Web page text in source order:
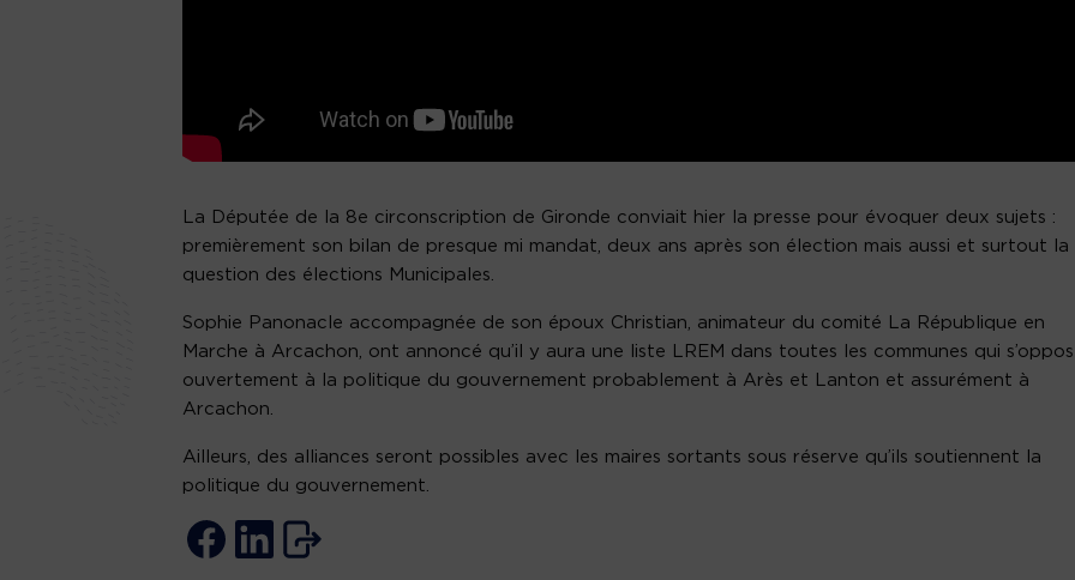
La Députée de la 8e circonscription de Gironde conviait hier la presse pour évoquer deux sujets :
premièrement son bilan de presque mi mandat, deux ans après son élection mais aussi et surtout la
question des élections Municipales.
Sophie Panonacle accompagnée de son époux Christian, animateur du comité La République en
Marche à Arcachon, ont annoncé qu’il y aura une liste LREM dans toutes les communes qui
ouvertement à la politique du gouvernement probablement à Arès et Lanton et assurément à
Arcachon.
Ailleurs, des alliances seront possibles avec les maires sortants sous réserve qu’ils soutiennent la
politique du gouvernement.